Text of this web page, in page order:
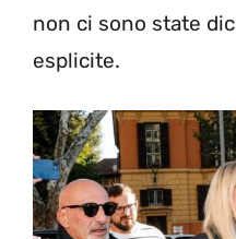
non ci sono state
esplicite.